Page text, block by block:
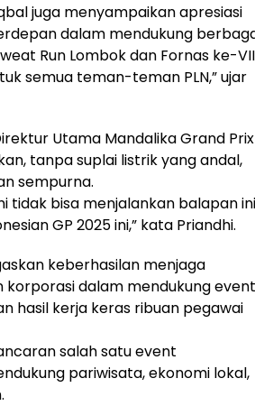
juga menyampaikan apresiasi
dalam mendukung
Run Lombok dan Fornas ke-
semua teman-teman PLN,” ujar
Utama Mandalika Grand Prix
tanpa suplai listrik yang andal,
sempurna.
tidak bisa menjalankan balapan
GP 2025 ini,” kata Priandhi.
keberhasilan menjaga
dalam mendukung event
hasil kerja keras ribuan pegawai
salah satu event
pariwisata, ekonomi lokal,